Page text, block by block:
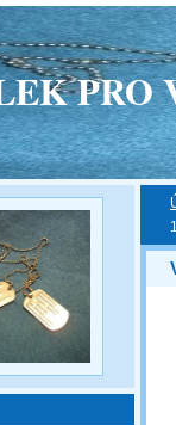
PRO